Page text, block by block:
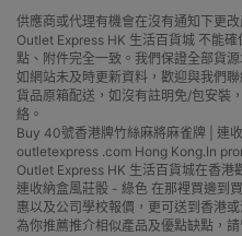
供應商或代理有機會在沒有通知下更
Outlet Express HK 生活百貨城 不能
點、附件完全一致。我們保證全部貨源
如網站未及時更新資料，歡迎與我們聯
貨品原箱配送，如沒有註明免/包安裝
絡。
Buy 40號香港牌竹絲麻將麻雀牌 | 連
outletexpress .com Hong Kong.In
Outlet Express HK 生活百貨城在香港
連收納盒風莊骰 - 綠色 在那裡買邊到
惠以及公司學校報價，更可送到香港
為你推薦推介相似產品及優點缺點，